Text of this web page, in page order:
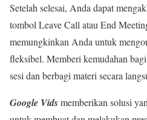
Setelah selesai, Anda dapat
tombol Leave Call atau End
memungkinkan Anda untuk
fleksibel. Memberi kemudahan
sesi dan berbagi materi secara
Google Vidsmemberikan solusi